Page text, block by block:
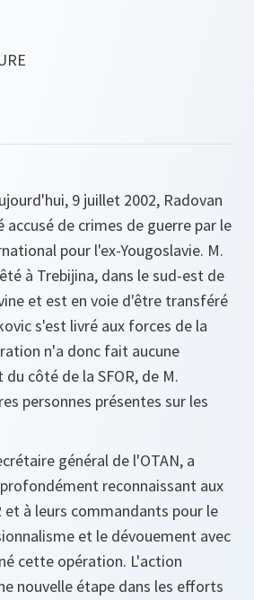
9 juillet 2002, Radovan
accusé de crimes de guerre par le
pour l'ex-Yougoslavie. M.
à Trebijina, dans le sud-est de
et est en voie d'être transféré
s'est livré aux forces de la
n'a donc fait aucune
côté de la SFOR, de M.
personnes présentes sur les
général de l'OTAN, a
reconnaissant aux
et à leurs commandants pour le
et le dévouement avec
cette opération. L'action
nouvelle étape dans les efforts